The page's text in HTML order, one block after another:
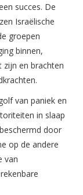
succes. De
Israëlische
groepen
binnen,
en brachten
van paniek en
in slaap
door
op de andere
van